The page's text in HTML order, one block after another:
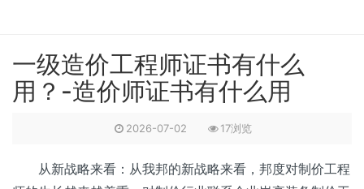
一级造价工程师证书有什么
用？-造价师证书有什么用
2026-07-02 17浏览
从新战略来看：从我邦的新战略来看，邦度对制价工程